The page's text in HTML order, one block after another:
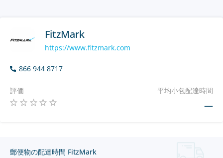
FitzMark
https://www.fitzmark.com
866 944 8717
評価 平均小包配達時間
—
郵便物の配達時間 FitzMark